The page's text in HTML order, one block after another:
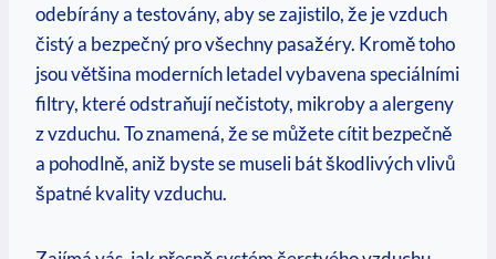
odebírány a testovány, aby se zajistilo, že je vzduch
čistý a bezpečný pro všechny pasažéry. Kromě toho
jsou většina moderních letadel vybavena speciálními
filtry, které odstraňují nečistoty, mikroby a alergeny
z vzduchu. To znamená, že se můžete cítit bezpečně
a pohodlně, aniž byste se museli bát škodlivých vlivů
špatné kvality vzduchu.